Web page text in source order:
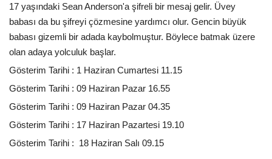
17 yaşındaki Sean Anderson'a şifreli bir mesaj gelir. Üvey
babası da bu şifreyi çözmesine yardımcı olur. Gencin büyük
babası gizemli bir adada kaybolmuştur. Böylece batmak üzere
olan adaya yolculuk başlar.
Gösterim Tarihi : 1 Haziran Cumartesi 11.15
Gösterim Tarihi : 09 Haziran Pazar 16.55
Gösterim Tarihi : 09 Haziran Pazar 04.35
Gösterim Tarihi : 17 Haziran Pazartesi 19.10
Gösterim Tarihi : 18 Haziran Salı 09.15